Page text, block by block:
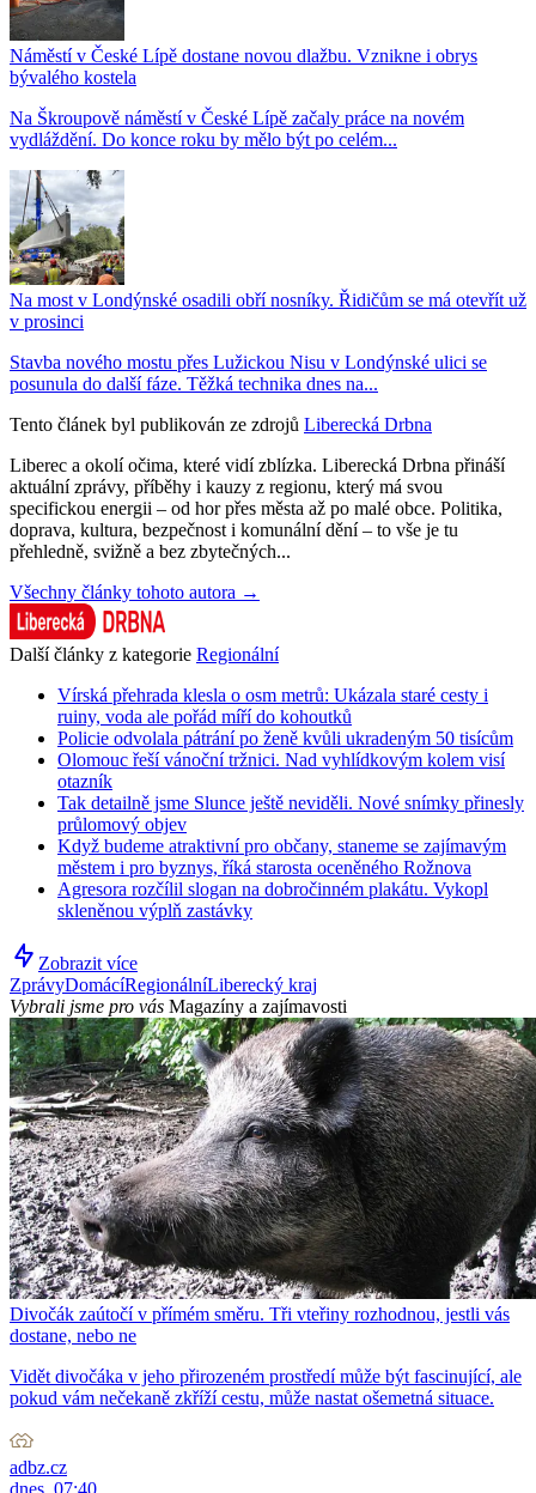
Náměstí v České Lípě dostane novou dlažbu. Vznikne i obrys
bývalého kostela
Na Škroupově náměstí v České Lípě začaly práce na novém
vydláždění. Do konce roku by mělo být po celém...
Na most v Londýnské osadili obří nosníky. Řidičům se má otevřít už
v prosinci
Stavba nového mostu přes Lužickou Nisu v Londýnské ulici se
posunula do další fáze. Těžká technika dnes na...
Tento článek byl publikován ze zdrojů Liberecká Drbna
Liberec a okolí očima, které vidí zblízka. Liberecká Drbna přináší
aktuální zprávy, příběhy i kauzy z regionu, který má svou
specifickou energii – od hor přes města až po malé obce. Politika,
doprava, kultura, bezpečnost i komunální dění – to vše je tu
přehledně, svižně a bez zbytečných...
Všechny články tohoto autora →
Další články z kategorie Regionální
Vírská přehrada klesla o osm metrů: Ukázala staré cesty i
ruiny, voda ale pořád míří do kohoutků
Policie odvolala pátrání po ženě kvůli ukradeným 50 tisícům
Olomouc řeší vánoční tržnici. Nad vyhlídkovým kolem visí
otazník
Tak detailně jsme Slunce ještě neviděli. Nové snímky přinesly
průlomový objev
Když budeme atraktivní pro občany, staneme se zajímavým
městem i pro byznys, říká starosta oceněného Rožnova
Agresora rozčílil slogan na dobročinném plakátu. Vykopl
skleněnou výplň zastávky
Zobrazit více
ZprávyDomácíRegionálníLiberecký kraj
Vybrali jsme pro vás Magazíny a zajímavosti
Divočák zaútočí v přímém směru. Tři vteřiny rozhodnou, jestli vás
dostane, nebo ne
Vidět divočáka v jeho přirozeném prostředí může být fascinující, ale
pokud vám nečekaně zkříží cestu, může nastat ošemetná situace.
adbz.cz